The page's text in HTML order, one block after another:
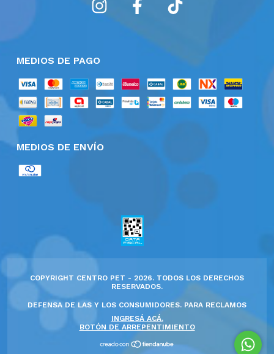
MEDIOS DE PAGO
MEDIOS DE ENVÍO
COPYRIGHT CENTRO PET - 2026. TODOS LOS DERECHOS
RESERVADOS.
DEFENSA DE LAS Y LOS CONSUMIDORES. PARA RECLAMOS
INGRESÁ ACÁ.
BOTÓN DE ARREPENTIMIENTO